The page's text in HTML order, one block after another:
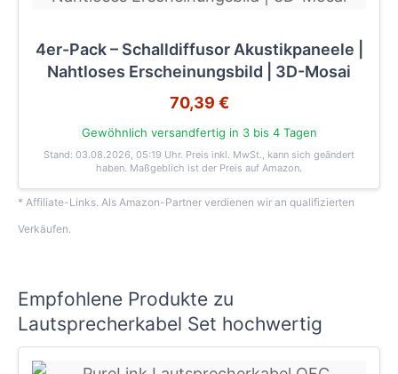
4er-Pack – Schalldiffusor Akustikpaneele |
Nahtloses Erscheinungsbild | 3D-Mosai
70,39 €
Gewöhnlich versandfertig in 3 bis 4 Tagen
Stand: 03.08.2026, 05:19 Uhr. Preis inkl. MwSt., kann sich geändert
haben. Maßgeblich ist der Preis auf Amazon.
* Affiliate-Links. Als Amazon-Partner verdienen wir an qualifizierten
Verkäufen.
Empfohlene Produkte zu
Lautsprecherkabel Set hochwertig